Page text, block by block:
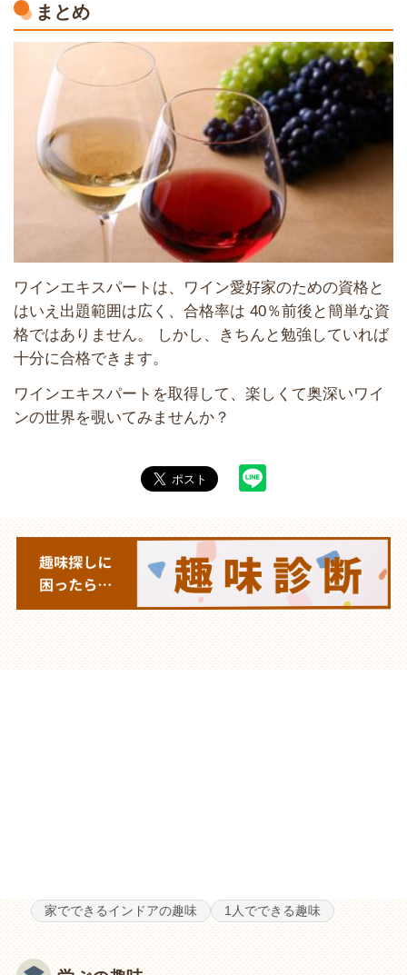
まとめ
ワインエキスパートは、ワイン愛好家のための資格と
はいえ出題範囲は広く、合格率は 40％前後と簡単な資
格ではありません。 しかし、きちんと勉強していれば
十分に合格できます。
ワインエキスパートを取得して、楽しくて奥深いワイ
ンの世界を覗いてみませんか？
家でできるインドアの趣味 1人でできる趣味